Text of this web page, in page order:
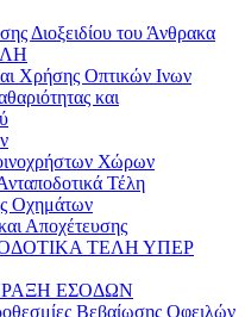
Διοξειδίου του Άνθρακα
Χρήσης Οπτικών Ινων
και
Χώρων
Τέλη
Οχημάτων
Αποχέτευσης
ΤΕΛΗ ΥΠΕΡ
ΕΣΟΔΩΝ
Βεβαίωσης Οφειλών